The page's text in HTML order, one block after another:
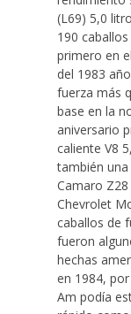
(L69) 5,0
190
primero en
del 1983
fuerza más
base en la
aniversario
caliente V8
también
Camaro
Chevrolet
caballos de
fueron
hechas
en 1984,
Am podía